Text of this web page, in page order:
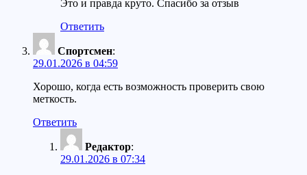
Это и правда круто. Спасибо за отзыв
Ответить
Спортсмен:
29.01.2026 в 04:59
Хорошо, когда есть возможность проверить свою
меткость.
Ответить
Редактор:
29.01.2026 в 07:34